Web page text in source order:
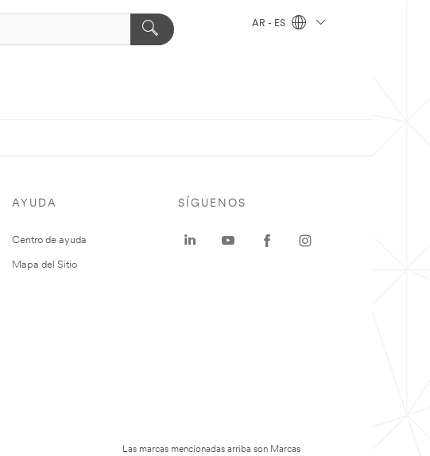
AR - ES
AYUDA
Centro de ayuda
Mapa del Sitio
SÍGUENOS
Las marcas mencionadas arriba son Marcas